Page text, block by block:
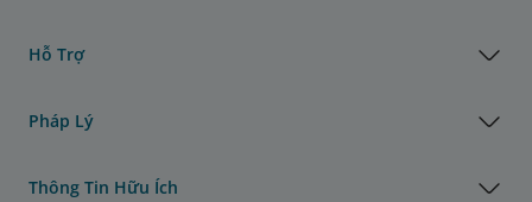
Hỗ Trợ
Pháp Lý
Thông Tin Hữu Ích